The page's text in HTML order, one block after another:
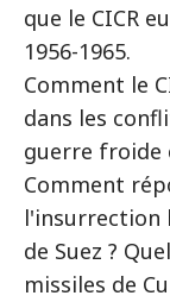
que le CICR
1956-1965.
Comment le
dans les
guerre froide
Comment
l'insurrection
de Suez ?
missiles de